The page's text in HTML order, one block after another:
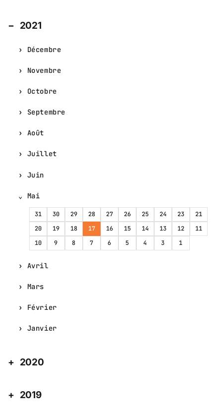
2021
Décembre
Novembre
Octobre
Septembre
Août
Juillet
Juin
Mai
31 30 29 28 27 26 25 24 23
21
20
19 18 17 16 15 14 13 12
11
10
9 8 7 6 5 4 3 1
Avril
Mars
Février
Janvier
2020
2019